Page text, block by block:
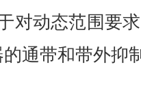
对动态范围要
通带和带外抑